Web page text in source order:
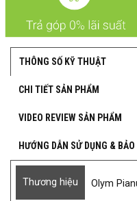
THÔNG SỐ KỸ THUẬT
CHI TIẾT SẢN PHẨM
VIDEO REVIEW SẢN PHẨM
HƯỚNG DẪN SỬ DỤNG & BẢO
Thương hiệu Olym